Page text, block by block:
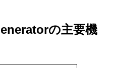
の主要機